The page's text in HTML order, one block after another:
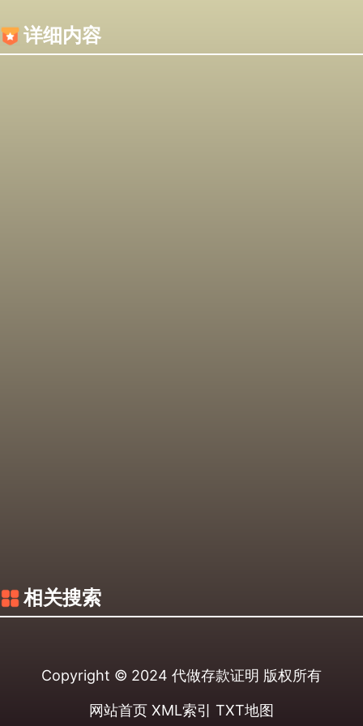
详细内容
相关搜索
Copyright © 2024 代做存款证明 版权所有
网站首页 XML索引 TXT地图